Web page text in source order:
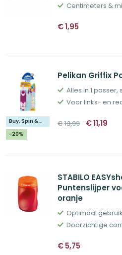
Centimeters &
€1,95
Buy, Spin & Win 🚙
-20%
Pelikan Griffix
Alles in 1
Voor links- en
€13,99 prijs
€11,19
STABILO
Puntenslijper
oranje
Optimaal
Doorzichtige
€5,75